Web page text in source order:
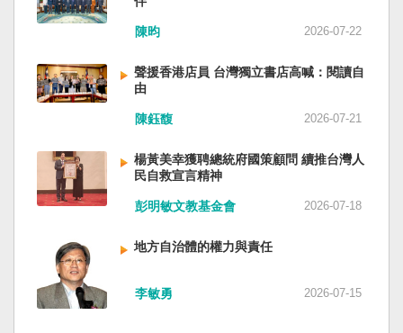
家。 一九四五年八一五，台灣人在祖國的迷惘與
迷障中做了錯誤的選擇，不只造成台灣集體命運
的台灣，要走向新歷史，珍惜台灣自己的條件，
好好建構我們尚未正常化的國家。台灣是小而
美、豐裕而堅強，在太平洋西南海域，一個閃亮
意收拾「中華民國」這個你們立鑄為繼承之國碑
銘的國號，台灣也會尊重歷史，對殘餘中國做歷
史的了結，寫下句點。生活在台灣的人們應共同
起造一個對「中國」不構成侵權的新國家，開啟
（作者是詩人）
與日本都會投入軍事力量協助救援。國軍與日本
自衛隊在大型災害時能提供人力、運輸、工程與
防、搜救與緊急醫療體系；地方政府負責整體應
變與資源調度，警察則協助交通管制、秩序維護
與災區管理。真正成熟的防災制度，需要的是整
期推動全民防災教育與社區演練，值得台灣參
考。但學習日本並非照搬制度，而是思考如何建
立符合台灣社會條件的防災文化。 防災的目的，
不只是讓人民在災害中生存下來，更是在災害發
的防災制度，不是要求人民只能服從撤離命令，
而是讓人民相信：當他們離開家園時，公共制度
會接住他們。
陳昀 2026-07-22
聲援香港店員 台灣獨立書店高喊：閱讀自
由
陳鈺馥 2026-07-21
楊黃美幸獲聘總統府國策顧問 續推台灣人
民自救宣言精神
彭明敏文教基金會 2026-07-18
地方自治體的權力與責任
李敏勇 2026-07-15